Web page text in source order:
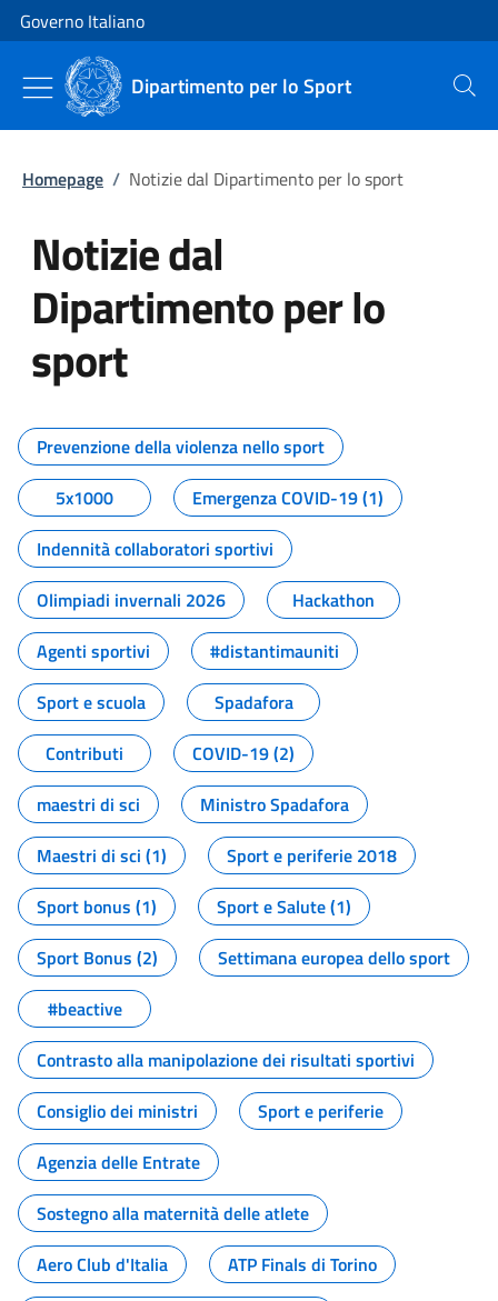
Vai al contenuto
Vai alla navigazione del sito
Governo Italiano
Dipartimento per lo Sport Cerca
Homepage / Notizie dal Dipartimento per lo sport
Notizie dal
Dipartimento per lo
sport
Tutti i contenuti della pagina
Prevenzione della violenza nello sport
5x1000
Emergenza COVID-19 (1)
Indennità collaboratori sportivi
Olimpiadi invernali 2026
Hackathon
Agenti sportivi
#distantimauniti
Sport e scuola
Spadafora
Contributi
COVID-19 (2)
maestri di sci
Ministro Spadafora
Maestri di sci (1)
Sport e periferie 2018
Sport bonus (1)
Sport e Salute (1)
Sport Bonus (2)
Settimana europea dello sport
#beactive
Contrasto alla manipolazione dei risultati sportivi
Consiglio dei ministri
Sport e periferie
Agenzia delle Entrate
Sostegno alla maternità delle atlete
Aero Club d'Italia
ATP Finals di Torino